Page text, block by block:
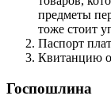
предметы
тоже стоит
Паспорт
Квитанцию
Госпошлина